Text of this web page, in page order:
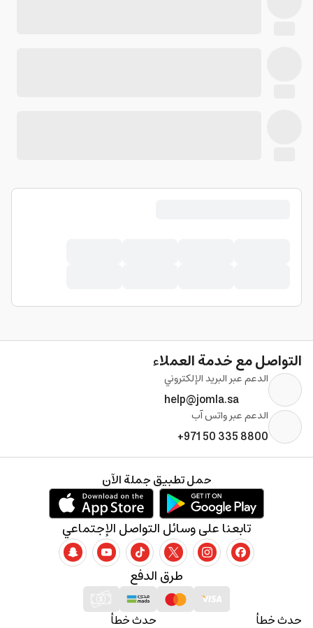
التواصل مع خدمة العملاء
الدعم عبر البريد الإلكتروني
help@jomla.sa
الدعم عبر واتس آب
+971 50 335 8800
حدث خطأ حدث خطأ
طرق الدفع
تابعنا على وسائل التواصل الإجتماعي
حمل تطبيق جملة الآن